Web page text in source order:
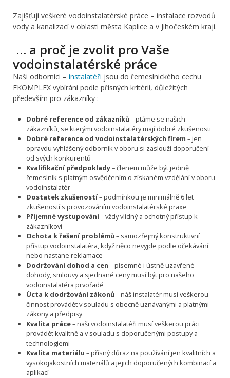
Zajišťují veškeré vodoinstalatérské práce – instalace rozvodů
vody a kanalizací v oblasti města Kaplice a v Jihočeském kraji.
… a proč je zvolit pro Vaše
vodoinstalatérské práce
Naši odborníci – instalatéři jsou do řemeslnického cechu
EKOMPLEX vybíráni podle přísných kritérií, důležitých
především pro zákazníky :
Dobré reference od zákazníků– ptáme se našich
zákazníků, se kterými vodoinstalatéry mají dobré zkušenosti
Dobré reference od vodoinstalatérských firem – jen
opravdu vyhlášený odborník v oboru si zaslouží doporučení
od svých konkurentů
Kvalifikační předpoklady– členem může být jedině
řemeslník s platným osvědčením o získaném vzdělání v oboru
vodoinstalatér
Dostatek zkušeností– podmínkou je minimálně 6 let
zkušeností s provozováním vodoinstalatérské praxe
Příjemné vystupování– vždy vlídný a ochotný přístup k
zákazníkovi
Ochota k řešení problémů– samozřejmý konstruktivní
přístup vodoinstalatéra, když něco nevyjde podle očekávání
nebo nastane reklamace
Dodržování dohod a cen – písemné i ústně uzavřené
dohody, smlouvy a sjednané ceny musí být pro našeho
vodoinstalatéra prvořadé
Úcta k dodržování zákonů– náš instalatér musí veškerou
činnost provádět v souladu s obecně uznávanými a platnými
zákony a předpisy
Kvalita práce– naši vodoinstalatéři musí veškerou práci
provádět kvalitně a v souladu s doporučenými postupy a
technologiemi
Kvalita materiálu – přísný důraz na používání jen kvalitních a
vysokojakostních materiálů a jejich doporučených kombinací a
aplikací